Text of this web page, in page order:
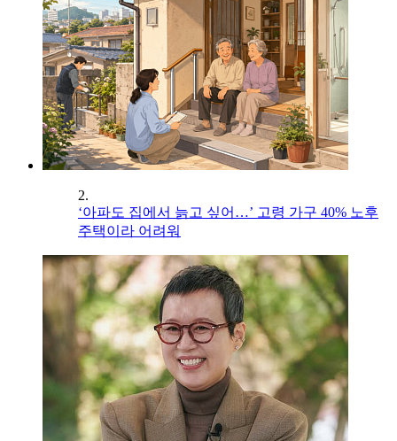
2.
‘아파도 집에서 늙고 싶어…’ 고령 가구 40% 노후
주택이라 어려워